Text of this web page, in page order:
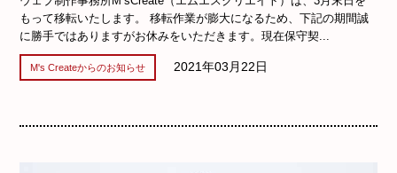
もって移転いたします。 移転作業が膨大になるため、下記の期間誠
に勝手ではありますがお休みをいただきます。現在保守契...
M's Createからのお知らせ 2021年03月22日